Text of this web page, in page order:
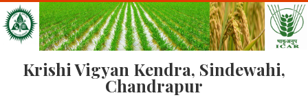
Krishi Vigyan Kendra, Sindewahi,
Chandrapur